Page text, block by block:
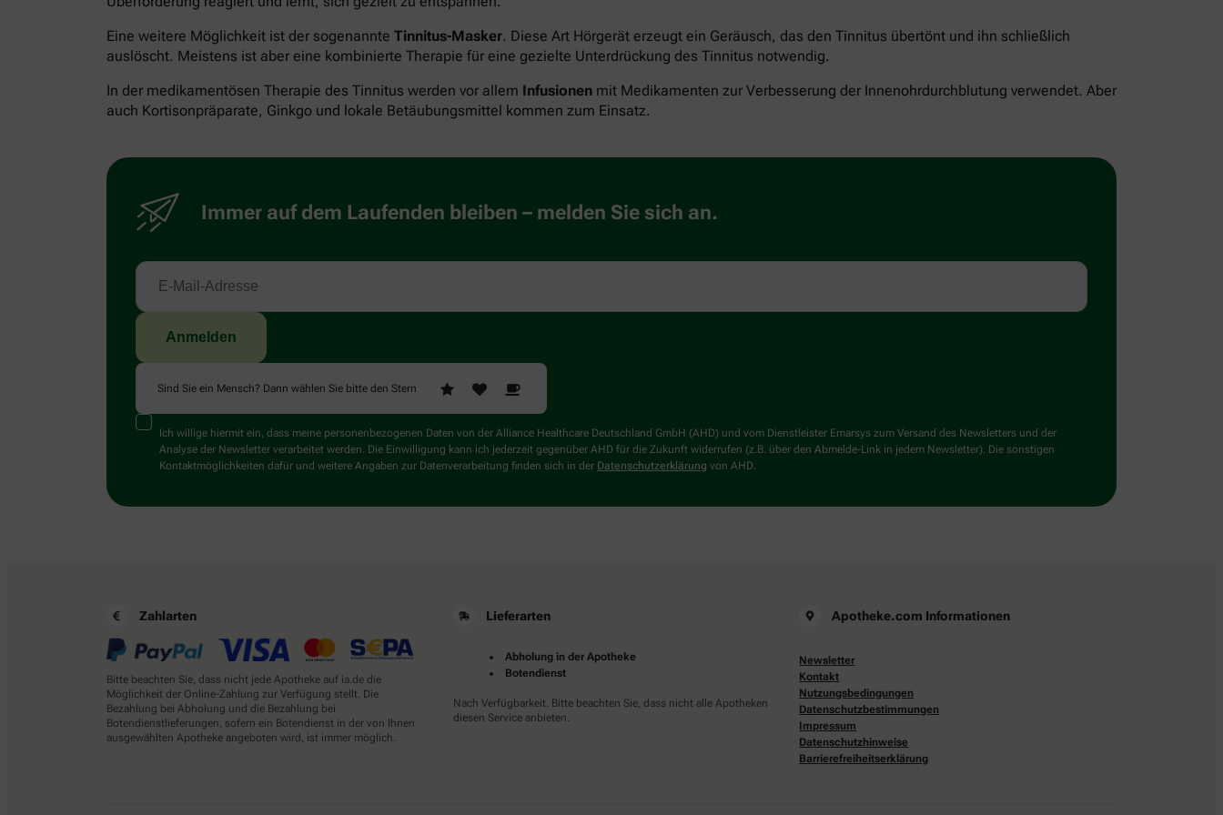
Eine weitere Möglichkeit ist der sogenannte Tinnitus-Masker. Diese Art Hörgerät erzeugt ein Geräusch, das den Tinnitus übertönt und ihn schließlich
auslöscht. Meistens ist aber eine kombinierte Therapie für eine gezielte Unterdrückung des Tinnitus notwendig.
In der medikamentösen Therapie des Tinnitus werden vor allem Infusionen mit Medikamenten zur Verbesserung der Innenohrdurchblutung verwendet. Aber
auch Kortisonpräparate, Ginkgo und lokale Betäubungsmittel kommen zum Einsatz.
Immer auf dem Laufenden bleiben – melden Sie sich an.
Sind Sie ein Mensch? Dann wählen Sie bitte den Stern
Ich willige hiermit ein, dass meine personenbezogenen Daten von der Alliance Healthcare Deutschland GmbH (AHD) und vom Dienstleister Emarsys zum Versand des Newsletters und der
Analyse der Newsletter verarbeitet werden. Die Einwilligung kann ich jederzeit gegenüber AHD für die Zukunft widerrufen (z.B. über den Abmelde-Link in jedem Newsletter). Die sonstigen
Kontaktmöglichkeiten dafür und weitere Angaben zur Datenverarbeitung finden sich in der Datenschutzerklärung von AHD.
Zahlarten
Bitte beachten Sie, dass nicht jede Apotheke auf ia.de die
Möglichkeit der Online-Zahlung zur Verfügung stellt. Die
Bezahlung bei Abholung und die Bezahlung bei
Botendienstlieferungen, sofern ein Botendienst in der von Ihnen
ausgewählten Apotheke angeboten wird, ist immer möglich.
Lieferarten
Abholung in der Apotheke
Botendienst
Nach Verfügbarkeit. Bitte beachten Sie, dass nicht alle Apotheken
diesen Service anbieten.
Apotheke.com Informationen
Newsletter
Kontakt
Nutzungsbedingungen
Datenschutzbestimmungen
Impressum
Datenschutzhinweise
Barrierefreiheitserklärung